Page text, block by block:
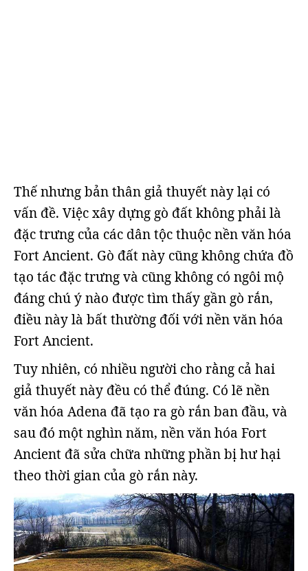
Thế nhưng bản thân giả thuyết này lại có
vấn đề. Việc xây dựng gò đất không phải là
đặc trưng của các dân tộc thuộc nền văn hóa
Fort Ancient. Gò đất này cũng không chứa đồ
tạo tác đặc trưng và cũng không có ngôi mộ
đáng chú ý nào được tìm thấy gần gò rắn,
điều này là bất thường đối với nền văn hóa
Fort Ancient.
Tuy nhiên, có nhiều người cho rằng cả hai
giả thuyết này đều có thể đúng. Có lẽ nền
văn hóa Adena đã tạo ra gò rắn ban đầu, và
sau đó một nghìn năm, nền văn hóa Fort
Ancient đã sửa chữa những phần bị hư hại
theo thời gian của gò rắn này.